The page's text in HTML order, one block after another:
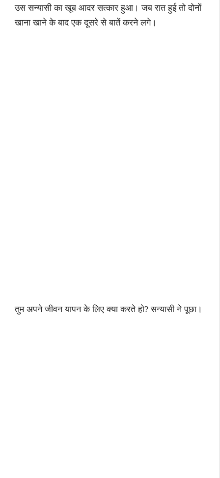
उस सन्यासी का खूब आदर सत्कार हुआ। जब रात हुई तो दोनों
खाना खाने के बाद एक दूसरे से बातें करने लगे।
तुम अपने जीवन यापन के लिए क्या करते हो? सन्यासी ने पूछा।